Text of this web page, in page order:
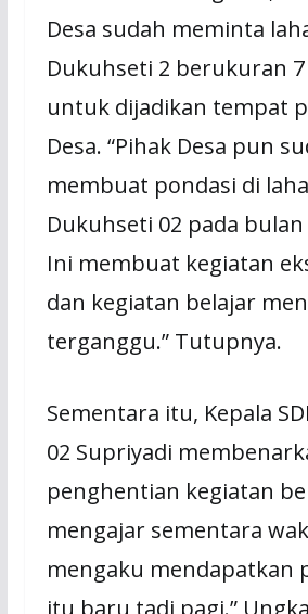
Desa sudah meminta
Dukuhseti 2 berukuran
untuk dijadikan tempat
Desa. “Pihak Desa pun
membuat pondasi di
Dukuhseti 02 pada
Ini membuat kegiatan
dan kegiatan belajar
terganggu.” Tutupnya.
Sementara itu, Kepala
02 Supriyadi
penghentian kegiatan
mengajar sementara
mengaku mendapatkan